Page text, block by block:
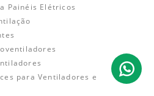
Painéis Elétricos
para Ventiladores e